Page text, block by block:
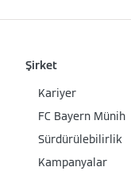
Şirket
Kariyer
FC Bayern Münih
Sürdürülebilirlik
Kampanyalar